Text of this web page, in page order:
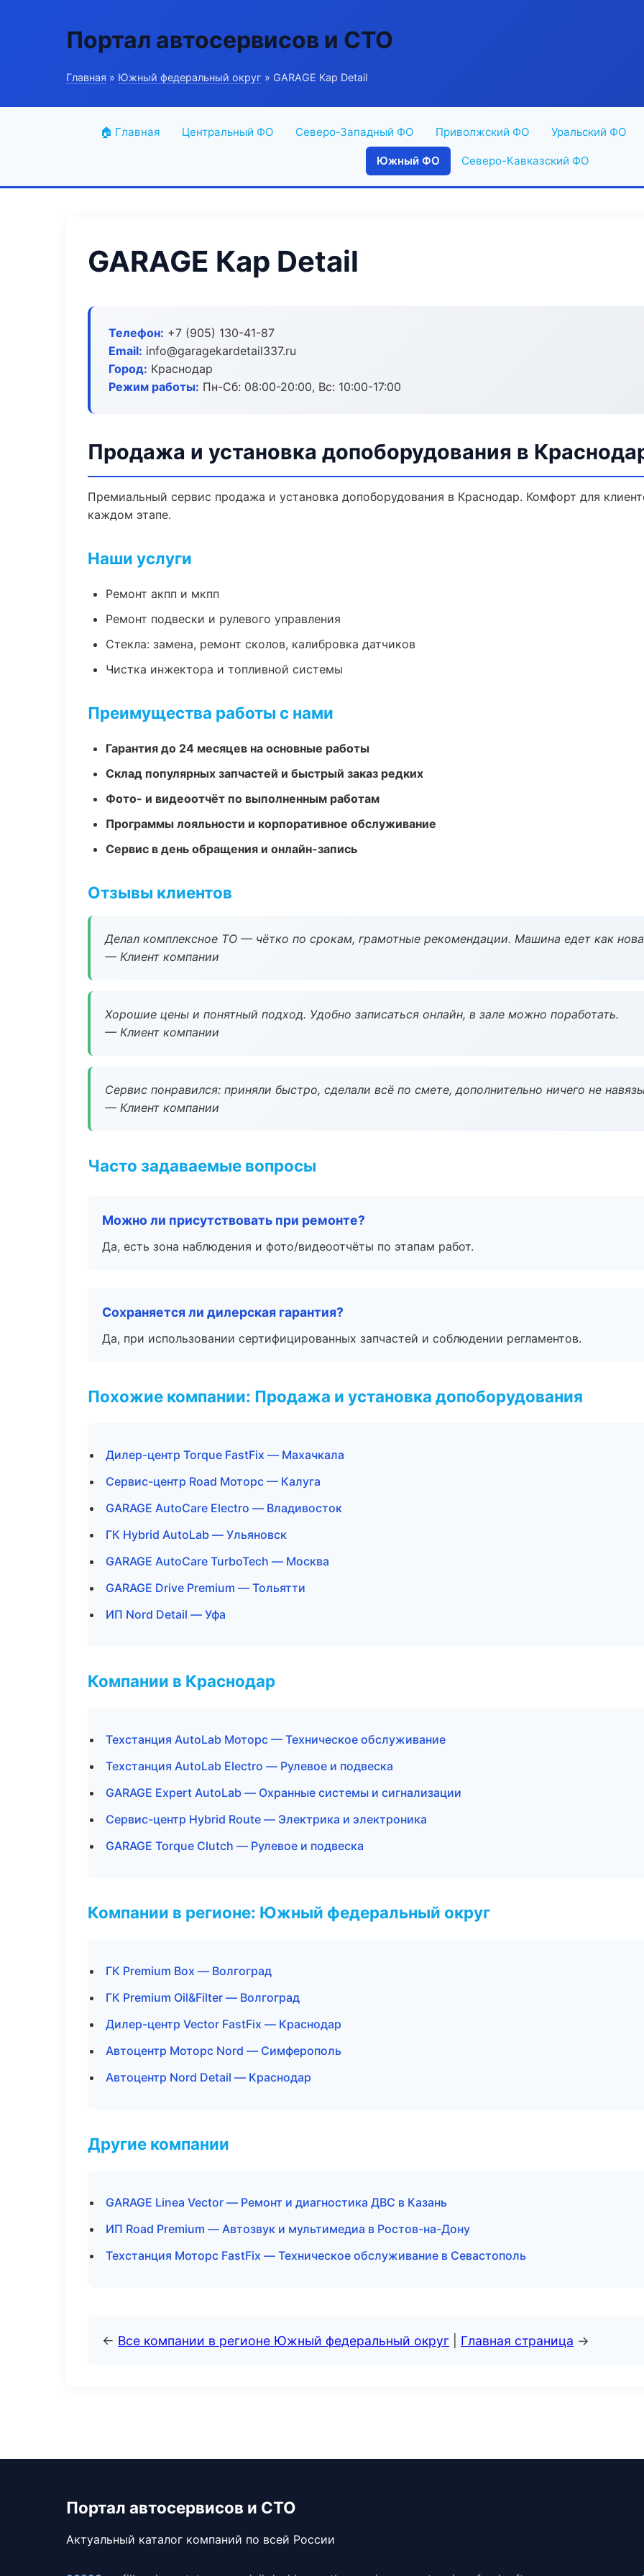
Портал автосервисов и СТО
Главная » Южный федеральный округ » GARAGE Кар Detail
🏠 Главная Центральный ФО Северо-Западный ФО Приволжский ФО Уральский ФО
Южный ФО Северо-Кавказский ФО
GARAGE Кар Detail
Телефон: +7 (905) 130-41-87
Email: info@garagekardetail337.ru
Город: Краснодар
Режим работы: Пн-Сб: 08:00-20:00, Вс: 10:00-17:00
Продажа и установка допоборудования в
Премиальный сервис продажа и установка допоборудования в Краснодар. Комфорт для
каждом этапе.
Наши услуги
Ремонт акпп и мкпп
Ремонт подвески и рулевого управления
Стекла: замена, ремонт сколов, калибровка датчиков
Чистка инжектора и топливной системы
Преимущества работы с нами
Гарантия до 24 месяцев на основные работы
Склад популярных запчастей и быстрый заказ редких
Фото- и видеоотчёт по выполненным работам
Программы лояльности и корпоративное обслуживание
Сервис в день обращения и онлайн-запись
Отзывы клиентов
Делал комплексное ТО — чётко по срокам, грамотные рекомендации. Машина едет как
— Клиент компании
Хорошие цены и понятный подход. Удобно записаться онлайн, в зале можно поработать.
— Клиент компании
Сервис понравился: приняли быстро, сделали всё по смете, дополнительно ничего не
— Клиент компании
Часто задаваемые вопросы
Можно ли присутствовать при ремонте?
Да, есть зона наблюдения и фото/видеоотчёты по этапам работ.
Сохраняется ли дилерская гарантия?
Да, при использовании сертифицированных запчастей и соблюдении регламентов.
Похожие компании: Продажа и установка допоборудования
Дилер-центр Torque FastFix — Махачкала
Сервис-центр Road Моторс — Калуга
GARAGE AutoCare Electro — Владивосток
ГК Hybrid AutoLab — Ульяновск
GARAGE AutoCare TurboTech — Москва
GARAGE Drive Premium — Тольятти
ИП Nord Detail — Уфа
Компании в Краснодар
Техстанция AutoLab Моторс — Техническое обслуживание
Техстанция AutoLab Electro — Рулевое и подвеска
GARAGE Expert AutoLab — Охранные системы и сигнализации
Сервис-центр Hybrid Route — Электрика и электроника
GARAGE Torque Clutch — Рулевое и подвеска
Компании в регионе: Южный федеральный округ
ГК Premium Box — Волгоград
ГК Premium Oil&Filter — Волгоград
Дилер-центр Vector FastFix — Краснодар
Автоцентр Моторс Nord — Симферополь
Автоцентр Nord Detail — Краснодар
Другие компании
GARAGE Linea Vector — Ремонт и диагностика ДВС в Казань
ИП Road Premium — Автозвук и мультимедиа в Ростов-на-Дону
Техстанция Моторс FastFix — Техническое обслуживание в Севастополь
← Все компании в регионе Южный федеральный округ Главная страница →
Портал автосервисов и СТО
Актуальный каталог компаний по всей России